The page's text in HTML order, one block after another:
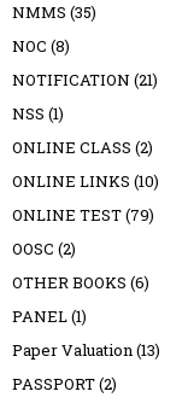
NMMS (35)
NOC (8)
NOTIFICATION (21)
NSS (1)
ONLINE CLASS (2)
ONLINE LINKS (10)
ONLINE TEST(79)
OOSC (2)
OTHER BOOKS (6)
PANEL(1)
Paper Valuation(13)
PASSPORT(2)